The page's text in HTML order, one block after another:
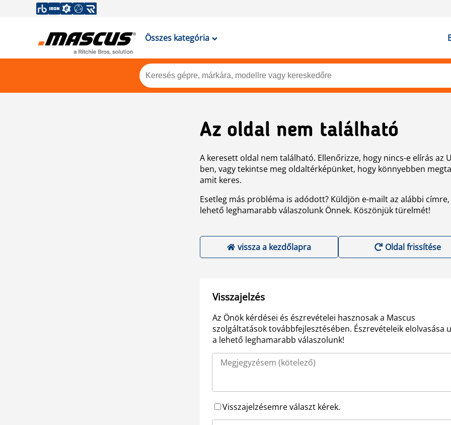
Összes kategória
Az oldal nem található
A keresett oldal nem található. Ellenőrizze, hogy nincs-e elírás az
ben, vagy tekintse meg oldaltérképünket, hogy könnyebben
amit keres.
Esetleg más probléma is adódott? Küldjön e-mailt az alábbi címre,
lehető leghamarabb válaszolunk Önnek. Köszönjük türelmét!
vissza a kezdőlapra Oldal frissítése
Visszajelzés
Az Önök kérdései és észrevételei hasznosak a Mascus
szolgáltatások továbbfejlesztésében. Észrevételeik elolvasása
a lehető leghamarabb válaszolunk!
Visszajelzésemre választ kérek.